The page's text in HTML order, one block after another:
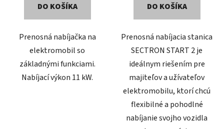
DO KOŠÍKA
Prenosná nabíjačka na
elektromobil so
základnými funkciami.
Nabíjací výkon 11 kW.
DO KOŠÍKA
Prenosná nabíjacia stanica
SECTRON START 2 je
ideálnym riešením pre
majiteľov a užívateľov
elektromobilu, ktorí chcú
flexibilné a pohodlné
nabíjanie svojho vozidla